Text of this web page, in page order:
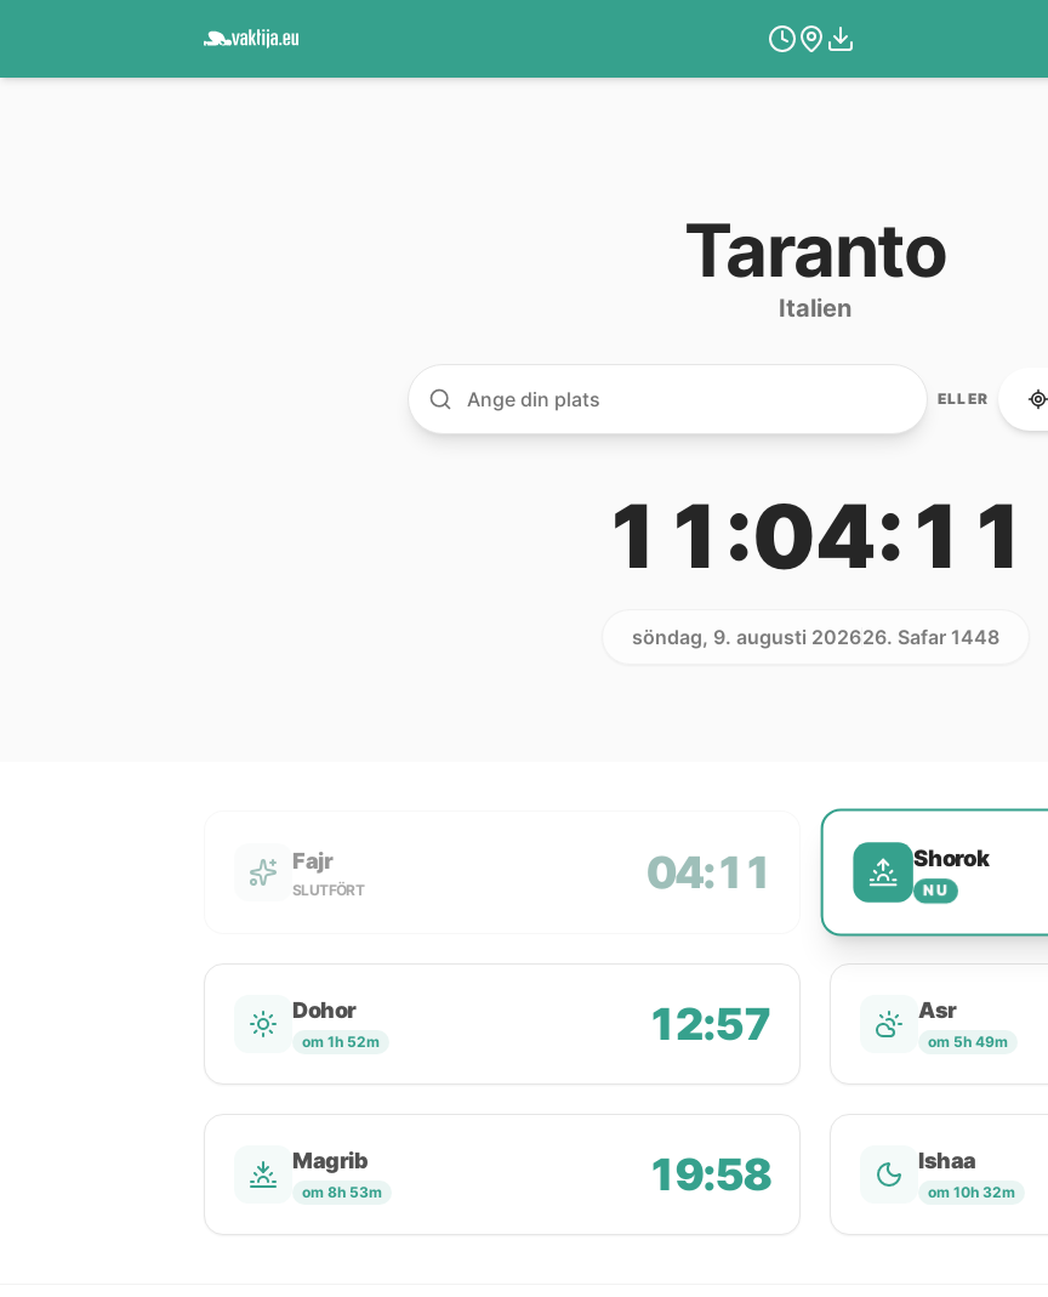
Taranto
Italien
ELLER
11:04:11
söndag, 9. augusti 202626. Safar 1448
Fajr
SLUTFÖRT 04:11 Shorok
NU
Dohor
om 1h 52m 12:57 Asr
om 5h 49m
Magrib
om 8h 53m 19:58 Ishaa
om 10h 32m